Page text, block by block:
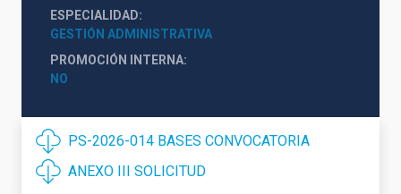
ESPECIALIDAD
GESTIÓN ADMINISTRATIVA
PROMOCIÓN INTERNA
NO
PS-2026-014 BASES CONVOCATORIA
ANEXO III SOLICITUD